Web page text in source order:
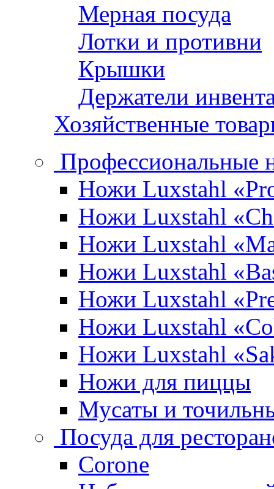
Мерная посуда
Лотки и противни
Крышки
Держатели
Хозяйственные
Профессиональные
Ножи Luxstahl
Ножи Luxstahl
Ножи Luxstahl
Ножи Luxstahl
Ножи Luxstahl
Ножи Luxstahl
Ножи Luxstahl
Ножи для пиццы
Мусаты и
Посуда для
Corone